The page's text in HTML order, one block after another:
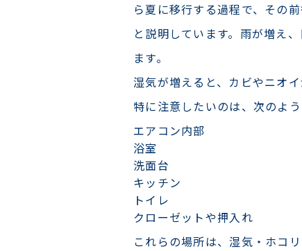
ら夏に移行する過程で、その
と説明しています。雨が増え
ます。
湿気が増えると、カビやニオ
特に注意したいのは、次のよう
エアコン内部
浴室
洗面台
キッチン
トイレ
クローゼットや押入れ
これらの場所は、湿気・ホコ